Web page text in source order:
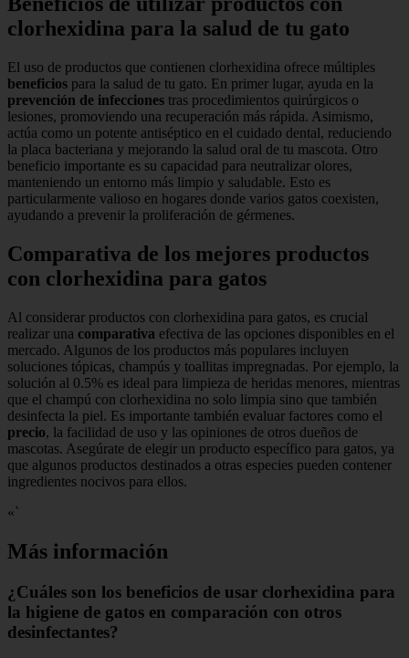
clorhexidina para la salud de tu gato
El uso de productos que contienen clorhexidina ofrece múltiples
beneficios para la salud de tu gato. En primer lugar, ayuda en la
prevención de infecciones tras procedimientos quirúrgicos o
lesiones, promoviendo una recuperación más rápida. Asimismo,
actúa como un potente antiséptico en el cuidado dental, reduciendo
la placa bacteriana y mejorando la salud oral de tu mascota. Otro
beneficio importante es su capacidad para neutralizar olores,
manteniendo un entorno más limpio y saludable. Esto es
particularmente valioso en hogares donde varios gatos coexisten,
ayudando a prevenir la proliferación de gérmenes.
Comparativa de los mejores productos
con clorhexidina para gatos
Al considerar productos con clorhexidina para gatos, es crucial
realizar una comparativa efectiva de las opciones disponibles en el
mercado. Algunos de los productos más populares incluyen
soluciones tópicas, champús y toallitas impregnadas. Por ejemplo, la
solución al 0.5% es ideal para limpieza de heridas menores, mientras
que el champú con clorhexidina no solo limpia sino que también
desinfecta la piel. Es importante también evaluar factores como el
precio, la facilidad de uso y las opiniones de otros dueños de
mascotas. Asegúrate de elegir un producto específico para gatos, ya
que algunos productos destinados a otras especies pueden contener
ingredientes nocivos para ellos.
«`
Más información
¿Cuáles son los beneficios de usar clorhexidina para
la higiene de gatos en comparación con otros
desinfectantes?